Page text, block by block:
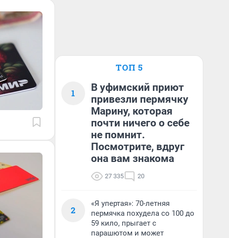
ТОП 5
1
В уфимский приют
привезли пермячку
Марину, которая
почти ничего о себе
не помнит.
Посмотрите, вдруг
она вам знакома
27 335 20
2
«Я упертая»: 70-летняя
пермячка похудела со 100 до
59 кило, прыгает с
парашютом и может